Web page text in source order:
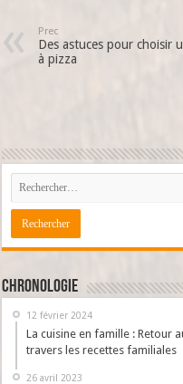
Prec
Des astuces pour choisir
à pizza
Chronologie
12 février 2024
La cuisine en famille : Retour
travers les recettes familiales
26 avril 2023